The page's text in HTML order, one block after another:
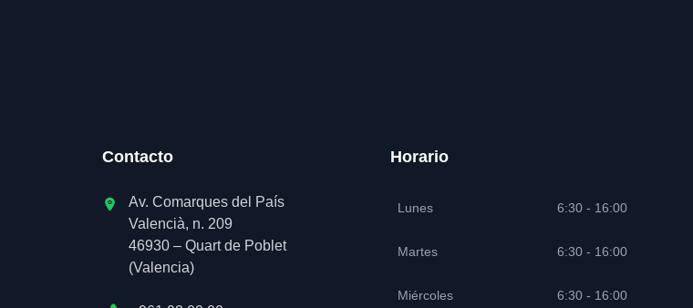
Contacto
Av. Comarques del País
Valencià, n. 209
46930 – Quart de Poblet
(Valencia)
Horario
Lunes 6:30 - 16:00
Martes 6:30 - 16:00
Miércoles 6:30 - 16:00